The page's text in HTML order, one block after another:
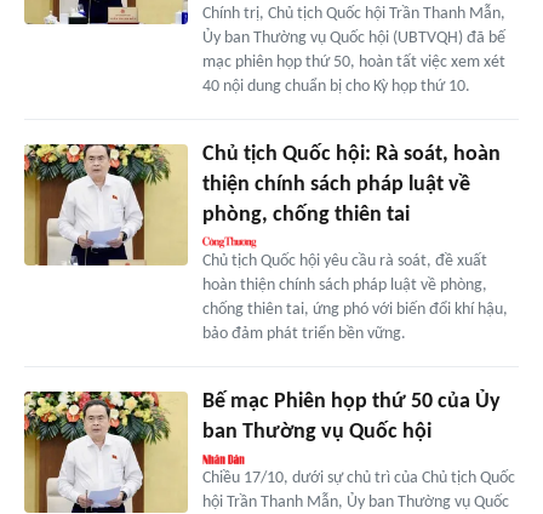
Chính trị, Chủ tịch Quốc hội Trần Thanh Mẫn,
Ủy ban Thường vụ Quốc hội (UBTVQH) đã bế
mạc phiên họp thứ 50, hoàn tất việc xem xét
40 nội dung chuẩn bị cho Kỳ họp thứ 10.
Chủ tịch Quốc hội: Rà soát, hoàn
thiện chính sách pháp luật về
phòng, chống thiên tai
Chủ tịch Quốc hội yêu cầu rà soát, đề xuất
hoàn thiện chính sách pháp luật về phòng,
chống thiên tai, ứng phó với biến đổi khí hậu,
bảo đảm phát triển bền vững.
Bế mạc Phiên họp thứ 50 của Ủy
ban Thường vụ Quốc hội
Chiều 17/10, dưới sự chủ trì của Chủ tịch Quốc
hội Trần Thanh Mẫn, Ủy ban Thường vụ Quốc